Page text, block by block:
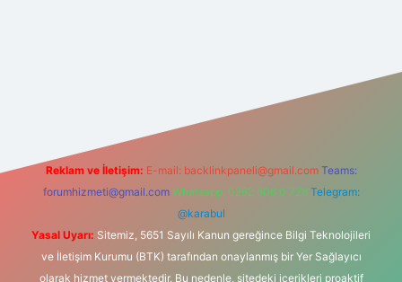
Reklam ve İletişim: E-mail: backlinkpaneli@gmail.com Teams:
forumhizmeti@gmail.com Whatsapp: 0262 606 0 726 Telegram:
@karabul
Yasal Uyarı: Sitemiz, 5651 Sayılı Kanun gereğince Bilgi Teknolojileri
ve İletişim Kurumu (BTK) tarafından onaylanmış bir Yer Sağlayıcı
olarak hizmet vermektedir. Bu nedenle, sitedeki içerikleri proaktif